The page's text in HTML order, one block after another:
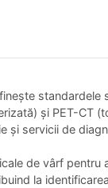
și PET-CT
servicii de
de vârf
la